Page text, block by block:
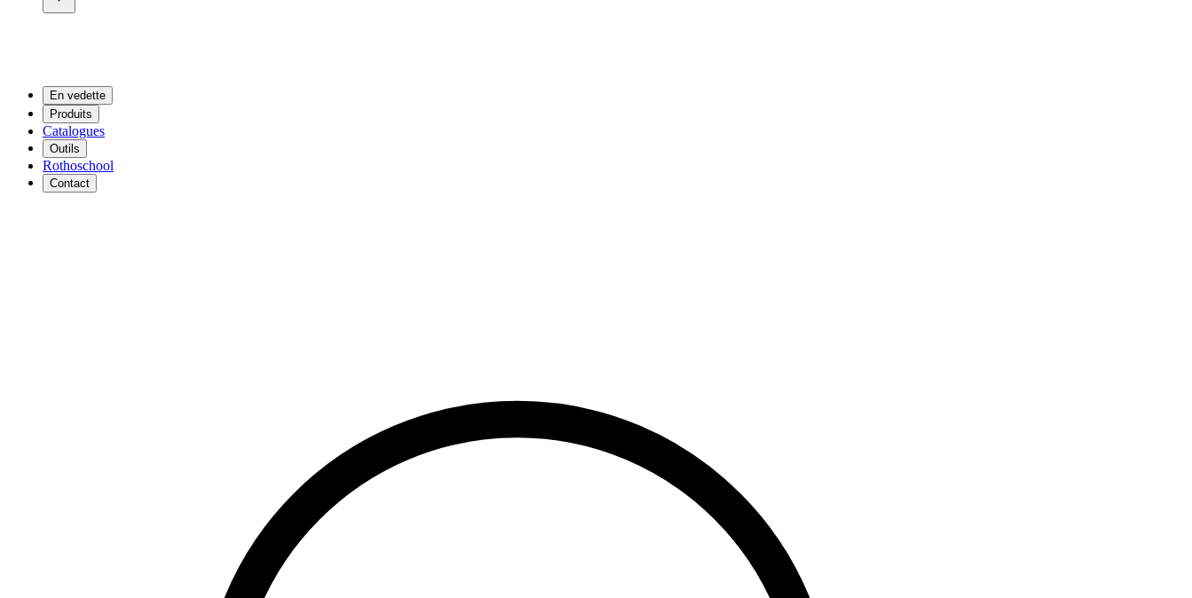
En vedette
Produits
Catalogues
Outils
Rothoschool
Contact